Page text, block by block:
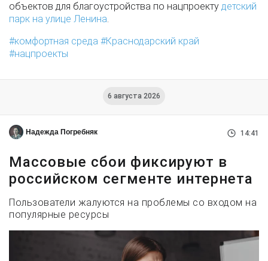
объектов для благоустройства по нацпроекту детский
парк на улице Ленина.
комфортная среда
Краснодарский край
нацпроекты
6 августа 2026
Надежда Погребняк 14:41
Массовые сбои фиксируют в
российском сегменте интернета
Пользователи жалуются на проблемы со входом на
популярные ресурсы